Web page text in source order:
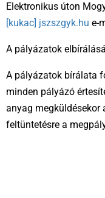
Elektronikus úton
[kukac] jszszgyk.hu e-
A pályázatok
A pályázatok bírálata
minden pályázó
anyag megküldésekor
feltüntetésre a